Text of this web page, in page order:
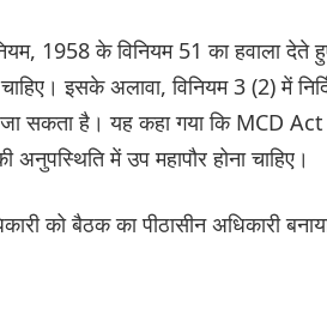
1958 के विनियम 51 का हवाला देते
इसके अलावा, विनियम 3 (2) में
सकता है। यह कहा गया कि MCD Act
अनुपस्थिति में उप महापौर होना चाहिए।
को बैठक का पीठासीन अधिकारी